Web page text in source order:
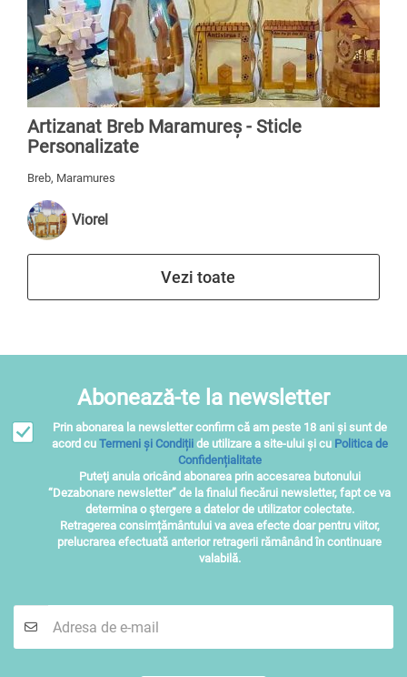
Artizanat Breb Maramureș - Sticle
Personalizate
Breb, Maramures
Viorel
Vezi toate
Abonează-te la newsletter
Prin abonarea la newsletter confirm că am peste 18 ani și sunt de
acord cu Termeni și Condițiide utilizare a site-ului și cu Politica de
Confidențialitate
Puteţi anula oricând abonarea prin accesarea butonului
“Dezabonare newsletter” de la finalul fiecărui newsletter, fapt ce va
determina o ştergere a datelor de utilizator colectate.
Retragerea consimțământului va avea efecte doar pentru viitor,
prelucrarea efectuată anterior retragerii rămânând în continuare
valabilă.